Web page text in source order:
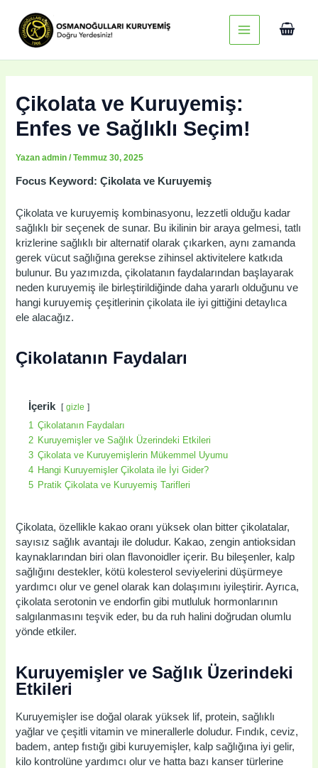
Main
Menu
Çikolata ve Kuruyemiş:
Enfes ve Sağlıklı Seçim!
Yazan admin/Temmuz 30, 2025
Focus Keyword: Çikolata ve Kuruyemiş
Çikolata ve kuruyemiş kombinasyonu, lezzetli olduğu kadar
sağlıklı bir seçenek de sunar. Bu ikilinin bir araya gelmesi, tatlı
krizlerine sağlıklı bir alternatif olarak çıkarken, aynı zamanda
gerek vücut sağlığına gerekse zihinsel aktivitelere katkıda
bulunur. Bu yazımızda, çikolatanın faydalarından başlayarak
neden kuruyemiş ile birleştirildiğinde daha yararlı olduğunu ve
hangi kuruyemiş çeşitlerinin çikolata ile iyi gittiğini detaylıca
ele alacağız.
Çikolatanın Faydaları
İçerik gizle
1 Çikolatanın Faydaları
2 Kuruyemişler ve Sağlık Üzerindeki Etkileri
3 Çikolata ve Kuruyemişlerin Mükemmel Uyumu
4 Hangi Kuruyemişler Çikolata ile İyi Gider?
5 Pratik Çikolata ve Kuruyemiş Tarifleri
Çikolata, özellikle kakao oranı yüksek olan bitter çikolatalar,
sayısız sağlık avantajı ile doludur. Kakao, zengin antioksidan
kaynaklarından biri olan flavonoidler içerir. Bu bileşenler, kalp
sağlığını destekler, kötü kolesterol seviyelerini düşürmeye
yardımcı olur ve genel olarak kan dolaşımını iyileştirir. Ayrıca,
çikolata serotonin ve endorfin gibi mutluluk hormonlarının
salgılanmasını teşvik eder, bu da ruh halini doğrudan olumlu
yönde etkiler.
Kuruyemişler ve Sağlık Üzerindeki
Etkileri
Kuruyemişler ise doğal olarak yüksek lif, protein, sağlıklı
yağlar ve çeşitli vitamin ve minerallerle doludur. Fındık, ceviz,
badem, antep fıstığı gibi kuruyemişler, kalp sağlığına iyi gelir,
kilo kontrolüne yardımcı olur ve hatta bazı kanser türlerine